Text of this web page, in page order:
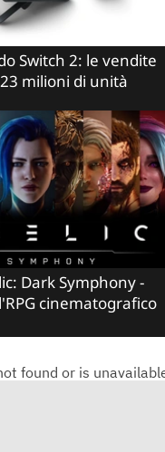
Switch 2: le vendite
milioni di unità
Dark Symphony -
cinematografico